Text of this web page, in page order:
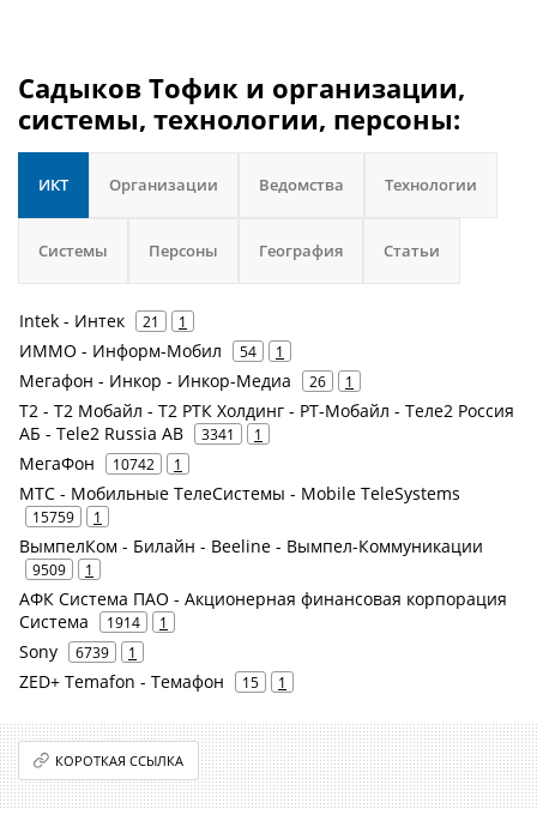
Садыков Тофик и организации,
системы, технологии, персоны:
ИКТ Организации Ведомства Технологии
Системы Персоны География Статьи
Intek - Интек 21 1
ИММО - Информ-Мобил 54 1
Мегафон - Инкор - Инкор-Медиа 26 1
Т2 - Т2 Мобайл - Т2 РТК Холдинг - РТ-Мобайл - Теле2 Россия
АБ - Tele2 Russia AB
3341 1
МегаФон 10742 1
МТС - Мобильные ТелеСистемы - Mobile TeleSystems
15759 1
ВымпелКом - Билайн - Beeline - Вымпел-Коммуникации
9509 1
АФК Система ПАО - Акционерная финансовая корпорация
Система
1914 1
Sony 6739 1
ZED+ Temafon - Темафон 15 1
КОРОТКАЯ ССЫЛКА